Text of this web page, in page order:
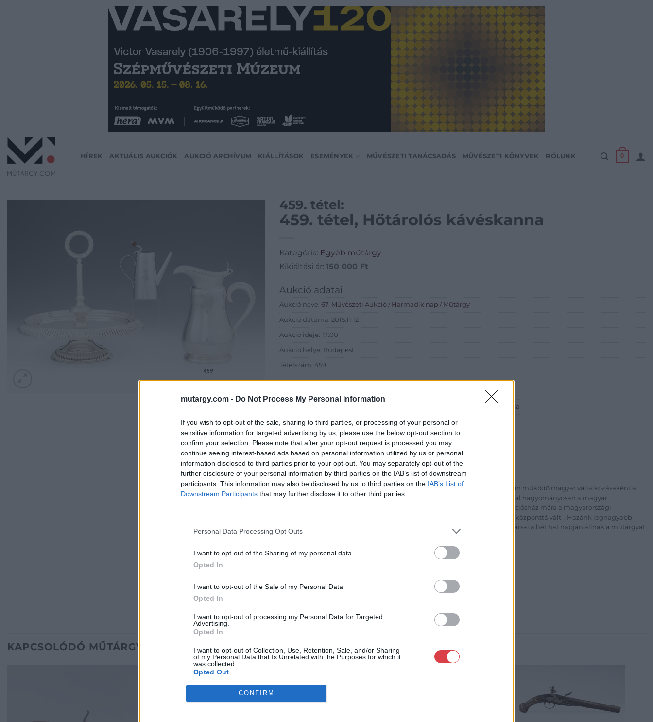
mutargy.com - Do Not Process My Personal Information
If you wish to opt-out of the sale, sharing to third parties, or processing of your personal or
sensitive information for targeted advertising by us, please use the below opt-out section to
confirm your selection. Please note that after your opt-out request is processed you may
continue seeing interest-based ads based on personal information utilized by us or personal
information disclosed to third parties prior to your opt-out. You may separately opt-out of the
further disclosure of your personal information by third parties on the IAB’s list of downstream
participants. This information may also be disclosed by us to third parties on the IAB’s List of
Downstream Participants that may further disclose it to other third parties.
Personal Data Processing Opt Outs
I want to opt-out of the Sharing of my personal data.
Opted In
I want to opt-out of the Sale of my Personal Data.
Opted In
I want to opt-out of processing my Personal Data for Targeted
Advertising.
Opted In
I want to opt-out of Collection, Use, Retention, Sale, and/or Sharing
of my Personal Data that Is Unrelated with the Purposes for which it
was collected.
Opted Out
CONFIRM
HÍREK AKTUÁLIS AUKCIÓK AUKCIÓ ARCHÍVUM KIÁLLÍTÁSOK ESEMÉNYEK MŰVÉSZETI TANÁCSADÁS MŰVÉSZETI KÖNYVEK RÓLUNK 0
459. tétel:
459. tétel, Hőtárolós kávéskanna
Kategória: Egyéb műtárgy
Kikiáltási ár: 150 000 Ft
Aukció adatai
Aukció neve: 67. Művészeti Aukció / Harmadik nap / Műtárgy
Aukció dátuma: 2015.11.12
Aukció ideje: 17:00
Aukció helye: Budapest
Tételszám: 459
BÁV ART Aukciósház és Galéria
Cím: BÁV ZRt.
1027 Budapest, Csalogány u. 23-33.
Telefon: (06 1) 331 0513
Weboldal: http://bav-art.hu
Bemutatkozás: Az ország legnagyobb múltú, 240 esztendeje jogfolytonosan működő magyar vállalkozásaként a
BÁV ZRt. óriási tapasztalatával, szakmai tekintélyével és megbízhatóságával hagyományosan a magyar
műkereskedelem meghatározó szereplője. A 2007-ben megújult BÁV Aukciósház mára a magyarországi
műkereskedelem egyik legfontosabb színterévé, kereskedelmi és árverési központtá vált. . Hazánk legnagyobb
műkereskedelmi üzlethálózatával rendelkező BÁV ZRt. felkészült munkatársai a hét hat napján állnak a műtárgyat
eladni, vagy venni kívánók rendelkezésére.
GALÉRIA TOVÁBBI MŰTÁRGYAI
KAPCSOLÓDÓ MŰTÁRGYAK